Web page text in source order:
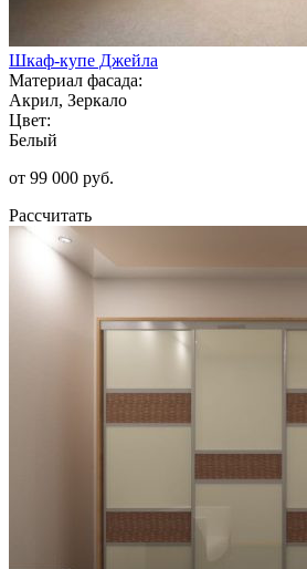
Шкаф-купе Джейла
Материал фасада:
Акрил, Зеркало
Цвет:
Белый
от 99 000 руб.
Рассчитать